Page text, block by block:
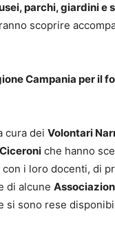
parchi, giardini e
scoprire
Campania per il
cura dei Volontari
che hanno
i loro docenti, di
di alcune
si sono rese